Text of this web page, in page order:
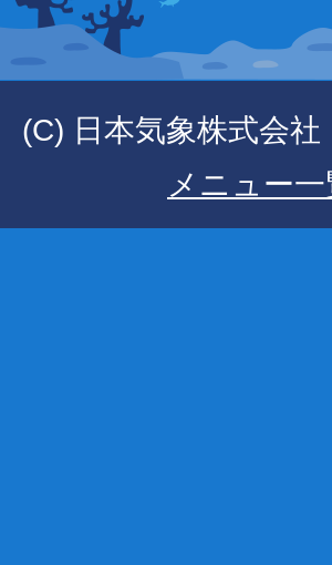
(C) 日本気象株式会社
メニュー一